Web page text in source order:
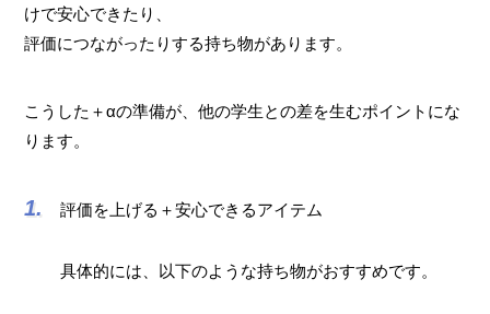
けで安心できたり、
評価につながったりする持ち物があります。
こうした＋αの準備が、他の学生との差を生むポイントにな
ります。
評価を上げる＋安心できるアイテム
具体的には、以下のような持ち物がおすすめです。